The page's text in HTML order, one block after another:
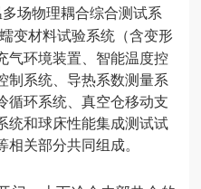
场物理耦合综合测试系
蠕变材料试验系统（含变形
气环境装置、智能温度控
制系统、导热系数测量系
循环系统、真空仓移动支
统和球床性能集成测试试
关部分共同组成。